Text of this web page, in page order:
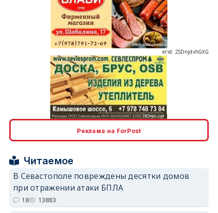
erid: 2SDnjdvhGXG
erid: 2SDnjcLUypt
Реклама на ForPost
Читаемое
В Севастополе повреждены десятки домов
при отражении атаки БПЛА
18 13883